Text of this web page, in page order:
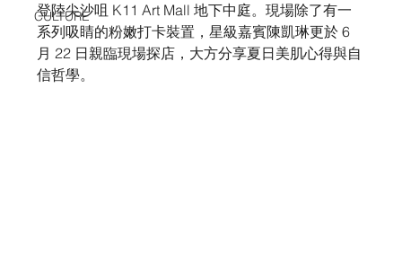
CULTURE
登陸尖沙咀 K11 Art Mall 地下中庭。現場除了有一
系列吸睛的粉嫩打卡裝置，星級嘉賓陳凱琳更於 6
月 22 日親臨現場探店，大方分享夏日美肌心得與自
信哲學。